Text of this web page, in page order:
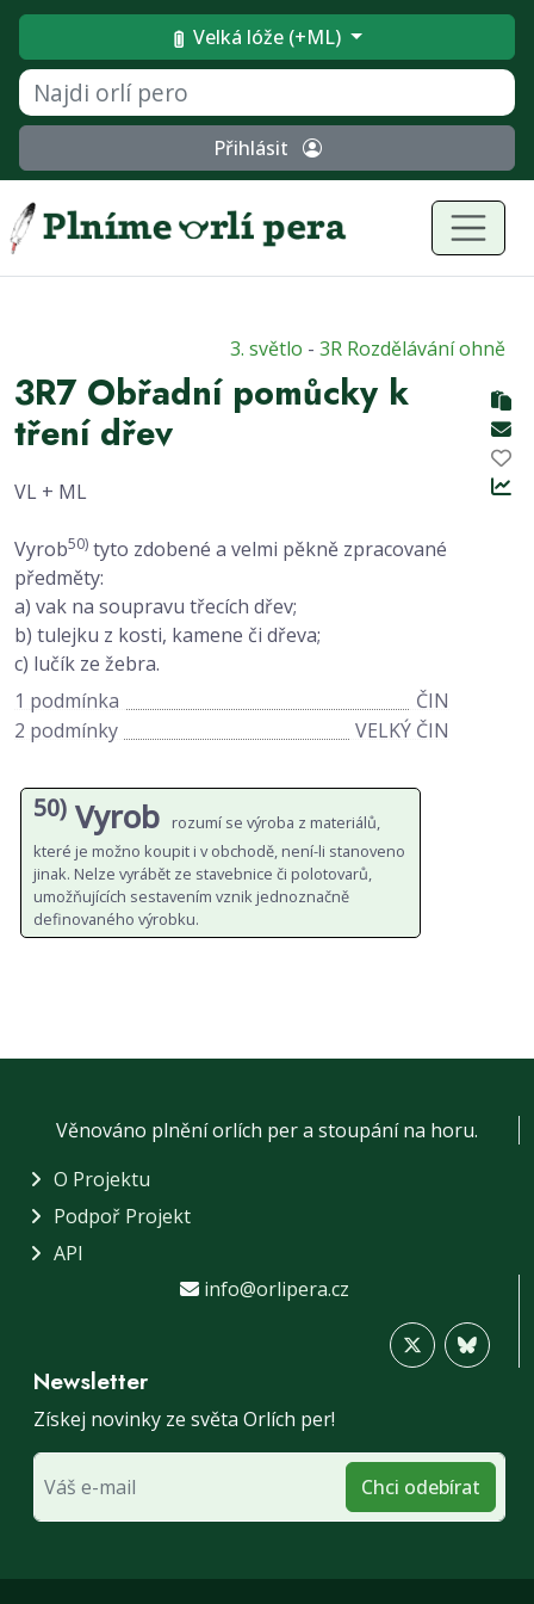
Velká lóže (+ML)
Přihlásit
3. světlo - 3R Rozdělávání ohně
3R7 Obřadní pomůcky k
tření dřev
VL + ML
Vyrob50) tyto zdobené a velmi pěkně zpracované
předměty:
a) vak na soupravu třecích dřev;
b) tulejku z kosti, kamene či dřeva;
c) lučík ze žebra.
1 podmínka
ČIN
2 podmínky
VELKÝ ČIN
50) Vyrob
rozumí se výroba z materiálů,
které je možno koupit i v obchodě, není-li stanoveno
jinak. Nelze vyrábět ze stavebnice či polotovarů,
umožňujících sestavením vznik jednoznačně
definovaného výrobku.
Věnováno plnění orlích per a stoupání na horu.
O Projektu
Podpoř Projekt
API
info@orlipera.cz
Newsletter
Získej novinky ze světa Orlích per!
Chci odebírat